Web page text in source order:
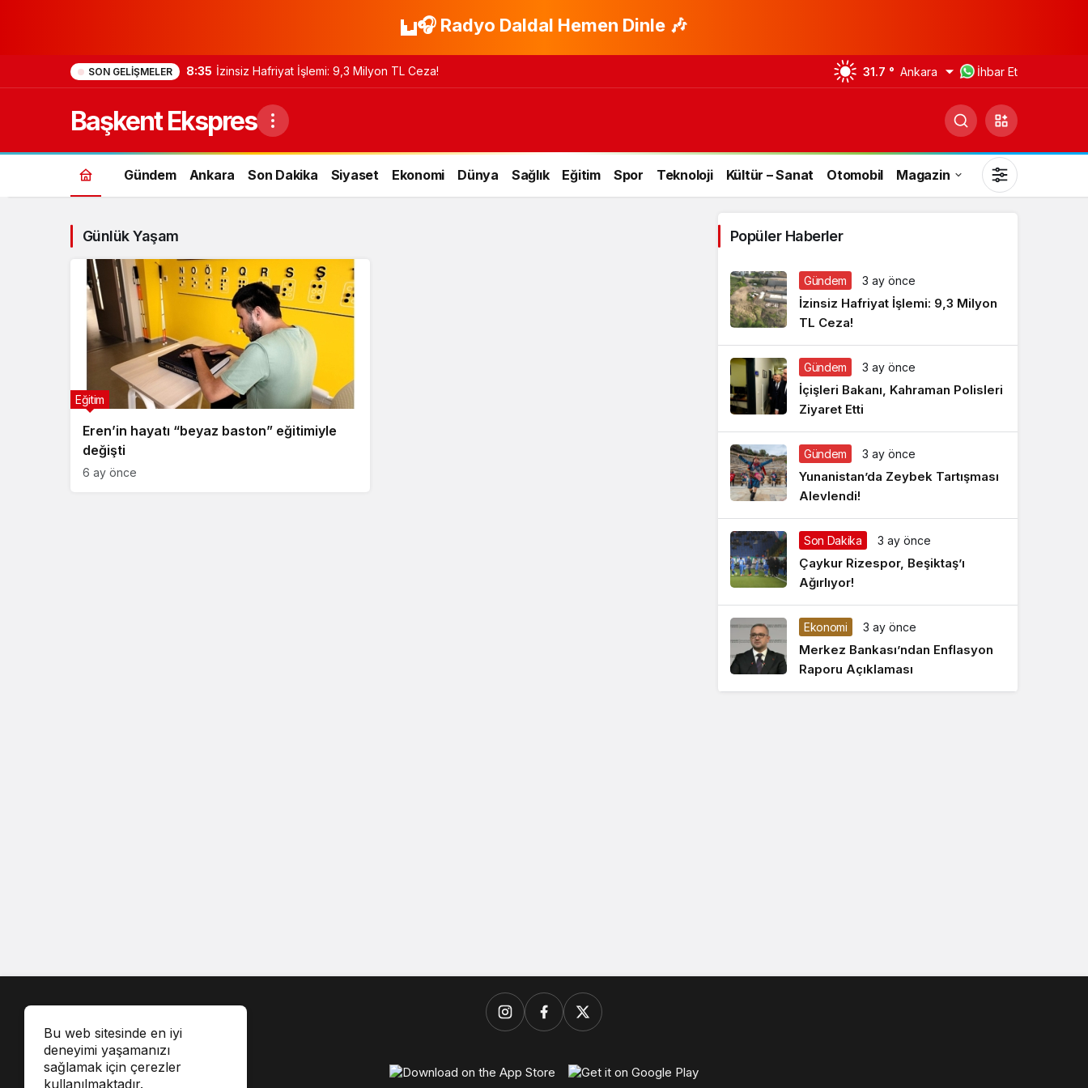
🎧 Radyo Daldal Hemen Dinle 🎶
SON GELIŞMELER 8:35 İzinsiz Hafriyat İşlemi: 9,3 Milyon TL Ceza! 31.7 ° Ankara İhbar Et
Başkent Ekspres
Gündem Ankara Son Dakika Siyaset Ekonomi Dünya Sağlık Eğitim Spor Teknoloji Kültür – Sanat Otomobil Magazin
Gündüz Modu
Gündüz modunu seçin.
Gece Modu
Gece modunu seçin.
Sistem Modu
Sistem modunu seçin.
Günlük Yaşam
Eren’in hayatı “beyaz baston” eğitimiyle
değişti
Eğitim
6 ay önce
Popüler Haberler
Gündem 3 ay önce
İzinsiz Hafriyat İşlemi: 9,3 Milyon
TL Ceza!
Gündem 3 ay önce
İçişleri Bakanı, Kahraman Polisleri
Ziyaret Etti
Gündem 3 ay önce
Yunanistan’da Zeybek Tartışması
Alevlendi!
Son Dakika 3 ay önce
Çaykur Rizespor, Beşiktaş’ı
Ağırlıyor!
Ekonomi 3 ay önce
Merkez Bankası’ndan Enflasyon
Raporu Açıklaması
Bu web sitesinde en iyi
deneyimi yaşamanızı
sağlamak için çerezler
kullanılmaktadır.